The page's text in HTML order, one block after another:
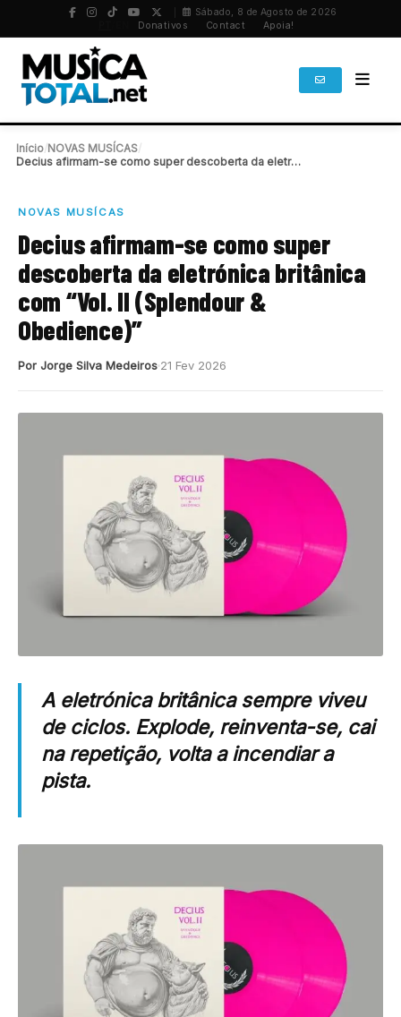
Sábado, 8 de Agosto de 2026
Donativos Contact Apoia!
Início NOVAS MUSÍCAS
Decius afirmam-se como super descoberta da eletrónica britânica…
NOVAS MUSÍCAS
Decius afirmam-se como super
descoberta da eletrónica britânica
com “Vol. II (Splendour &
Obedience)”
Por Jorge Silva Medeiros 21 Fev 2026
A eletrónica britânica sempre viveu
de ciclos. Explode, reinventa-se, cai
na repetição, volta a incendiar a
pista.